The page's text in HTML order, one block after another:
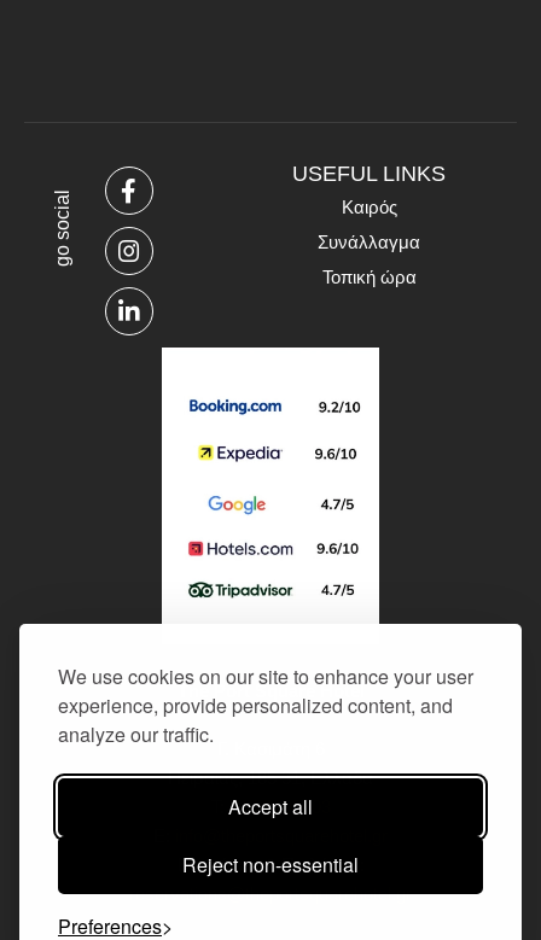
We use cookies on our site to enhance your user
experience, provide personalized content, and
analyze our traffic.
Accept all
Reject non-essential
Preferences
go social
USEFUL LINKS
Καιρός
Συνάλλαγμα
Τοπική ώρα
The Port Square Hotel
Πειραιάς, 185 31, Ελλάδα
T:210 4100003
Κρατήσεις & Πωλήσεις:
reservations@theportsquarehotel.gr